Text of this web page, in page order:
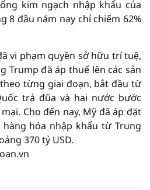
kim ngạch nhập khẩu của
8 đầu năm nay chỉ chiếm 62%
vi phạm quyền sở hữu trí tuệ,
Trump đã áp thuế lên các sản
từng giai đoạn, bắt đầu từ
trả đũa và hai nước bước
Cho đến nay, Mỹ đã áp đặt
hóa nhập khẩu từ Trung
370 tỷ USD.